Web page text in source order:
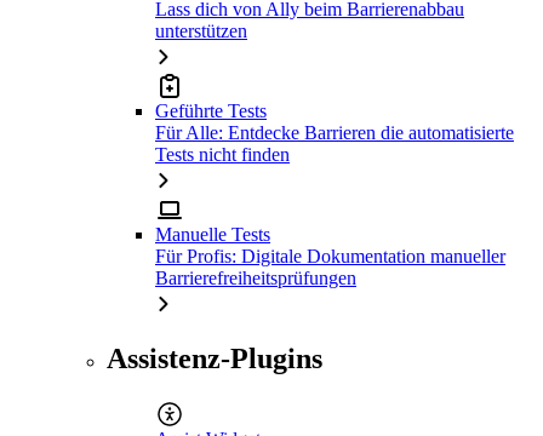
Lass dich von Ally beim Barrierenabbau
unterstützen
Geführte Tests
Für Alle: Entdecke Barrieren die automatisierte
Tests nicht finden
Manuelle Tests
Für Profis: Digitale Dokumentation manueller
Barrierefreiheitsprüfungen
Assistenz-Plugins